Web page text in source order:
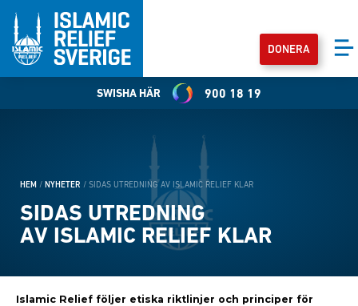
DONERA
SWISHA HÄR 900 18 19
HEM / NYHETER / SIDAS UTREDNING AV ISLAMIC RELIEF KLAR
SIDAS UTREDNING
AV ISLAMIC RELIEF KLAR
Islamic Relief följer etiska riktlinjer och principer för